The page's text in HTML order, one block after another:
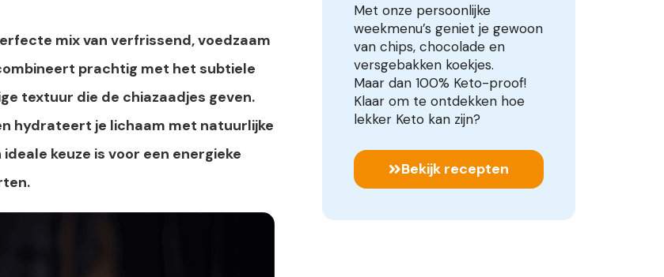
mix van verfrissend, voedzaam
prachtig met het subtiele
textuur die de chiazaadjes geven.
hydrateert je lichaam met natuurlijke
keuze is voor een energieke
Met onze persoonlijke
weekmenu’s geniet je gewoon
van chips, chocolade en
versgebakken koekjes.
Maar dan 100% Keto-proof!
Klaar om te ontdekken hoe
lekker Keto kan zijn?
Bekijk recepten